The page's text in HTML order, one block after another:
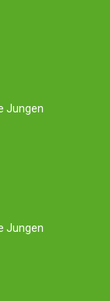
Jungen
Jungen